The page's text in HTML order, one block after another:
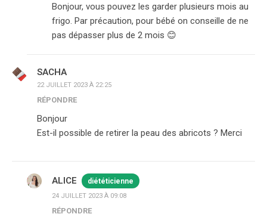
Bonjour, vous pouvez les garder plusieurs mois au
frigo. Par précaution, pour bébé on conseille de ne
pas dépasser plus de 2 mois 😊
SACHA
22 JUILLET 2023 À 22:25
RÉPONDRE
Bonjour
Est-il possible de retirer la peau des abricots ? Merci
ALICE diététicienne
24 JUILLET 2023 À 09:08
RÉPONDRE